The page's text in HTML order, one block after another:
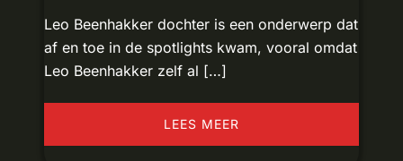
Leo Beenhakker dochter is een onderwerp dat
af en toe in de spotlights kwam, vooral omdat
Leo Beenhakker zelf al […]
LEES MEER